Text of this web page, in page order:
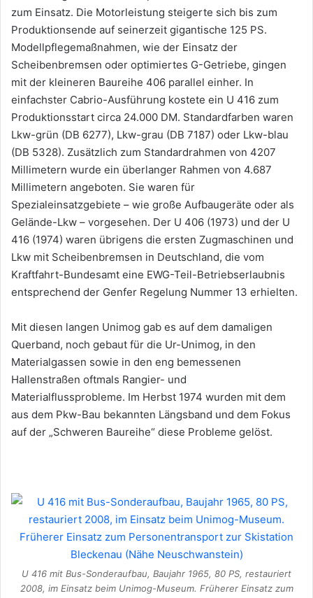
zum Einsatz. Die Motorleistung steigerte sich bis zum
Produktionsende auf seinerzeit gigantische 125 PS.
Modellpflegemaßnahmen, wie der Einsatz der
Scheibenbremsen oder optimiertes G-Getriebe, gingen
mit der kleineren Baureihe 406 parallel einher. In
einfachster Cabrio-Ausführung kostete ein U 416 zum
Produktionsstart circa 24.000 DM. Standardfarben waren
Lkw-grün (DB 6277), Lkw-grau (DB 7187) oder Lkw-blau
(DB 5328). Zusätzlich zum Standardrahmen von 4207
Millimetern wurde ein überlanger Rahmen von 4.687
Millimetern angeboten. Sie waren für
Spezialeinsatzgebiete – wie große Aufbaugeräte oder als
Gelände-Lkw – vorgesehen. Der U 406 (1973) und der U
416 (1974) waren übrigens die ersten Zugmaschinen und
Lkw mit Scheibenbremsen in Deutschland, die vom
Kraftfahrt-Bundesamt eine EWG-Teil-Betriebserlaubnis
entsprechend der Genfer Regelung Nummer 13 erhielten.
Mit diesen langen Unimog gab es auf dem damaligen
Querband, noch gebaut für die Ur-Unimog, in den
Materialgassen sowie in den eng bemessenen
Hallenstraßen oftmals Rangier- und
Materialflussprobleme. Im Herbst 1974 wurden mit dem
aus dem Pkw-Bau bekannten Längsband und dem Fokus
auf der „Schweren Baureihe“ diese Probleme gelöst.
U 416 mit Bus-Sonderaufbau, Baujahr 1965, 80 PS, restauriert
2008, im Einsatz beim Unimog-Museum. Früherer Einsatz zum